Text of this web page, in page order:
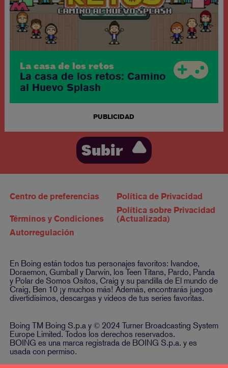
La casa de los retos
La casa de los retos: Camino
al Huevo Splash
PUBLICIDAD
Subir
Centro de preferencias Política de Privacidad
Términos y Condiciones
Política sobre Privacidad
(Actualizada)
Autorregulación
En Boing están todos tus personajes favoritos: Ivandoe,
Doraemon, Gumball y Darwin, los Teen Titans, Pardo, Panda
y Polar de Somos Ositos, Craig y su pandilla de El mundo de
Craig, Ben 10 ¡y muchos más! Además, encontrarás juegos
divertidísimos, descargas y vídeos de tus series favoritas.
Boing TM Boing S.p.a y © 2024 Turner Broadcasting System
Europe Limited. Todos los derechos reservados.
BOING es una marca registrada de BOING S.p.a. y es
usada con permiso.